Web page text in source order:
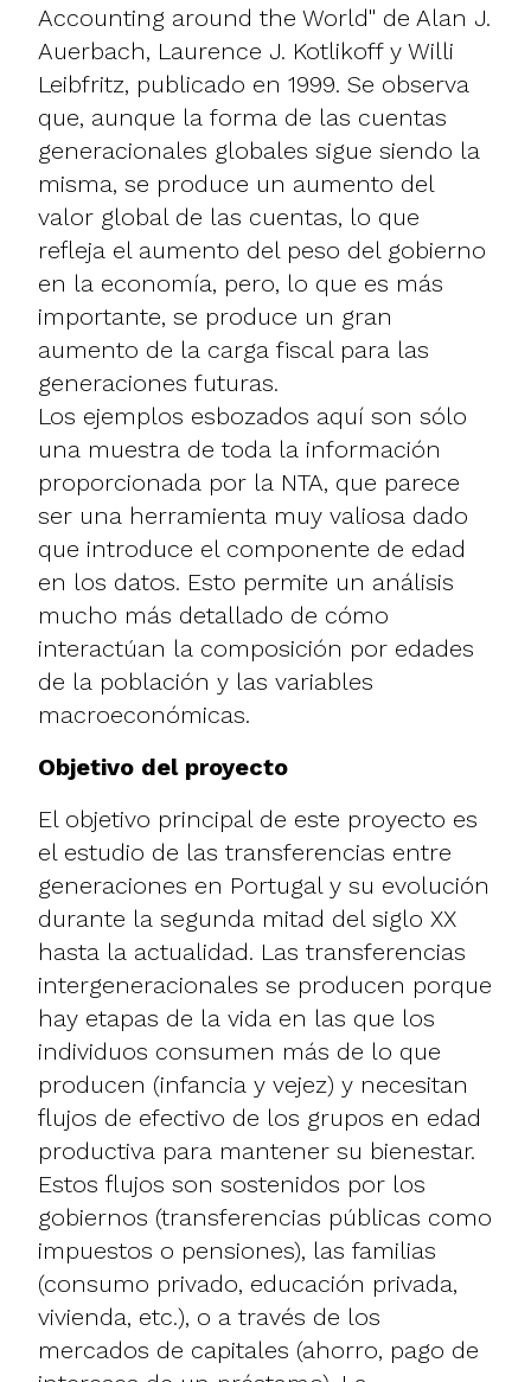
Accounting around the World" de Alan J.
Auerbach, Laurence J. Kotlikoff y Willi
Leibfritz, publicado en 1999. Se observa
que, aunque la forma de las cuentas
generacionales globales sigue siendo la
misma, se produce un aumento del
valor global de las cuentas, lo que
refleja el aumento del peso del gobierno
en la economía, pero, lo que es más
importante, se produce un gran
aumento de la carga fiscal para las
generaciones futuras.
Los ejemplos esbozados aquí son sólo
una muestra de toda la información
proporcionada por la NTA, que parece
ser una herramienta muy valiosa dado
que introduce el componente de edad
en los datos. Esto permite un análisis
mucho más detallado de cómo
interactúan la composición por edades
de la población y las variables
macroeconómicas.
Objetivo del proyecto
El objetivo principal de este proyecto es
el estudio de las transferencias entre
generaciones en Portugal y su evolución
durante la segunda mitad del siglo XX
hasta la actualidad. Las transferencias
intergeneracionales se producen porque
hay etapas de la vida en las que los
individuos consumen más de lo que
producen (infancia y vejez) y necesitan
flujos de efectivo de los grupos en edad
productiva para mantener su bienestar.
Estos flujos son sostenidos por los
gobiernos (transferencias públicas como
impuestos o pensiones), las familias
(consumo privado, educación privada,
vivienda, etc.), o a través de los
mercados de capitales (ahorro, pago de